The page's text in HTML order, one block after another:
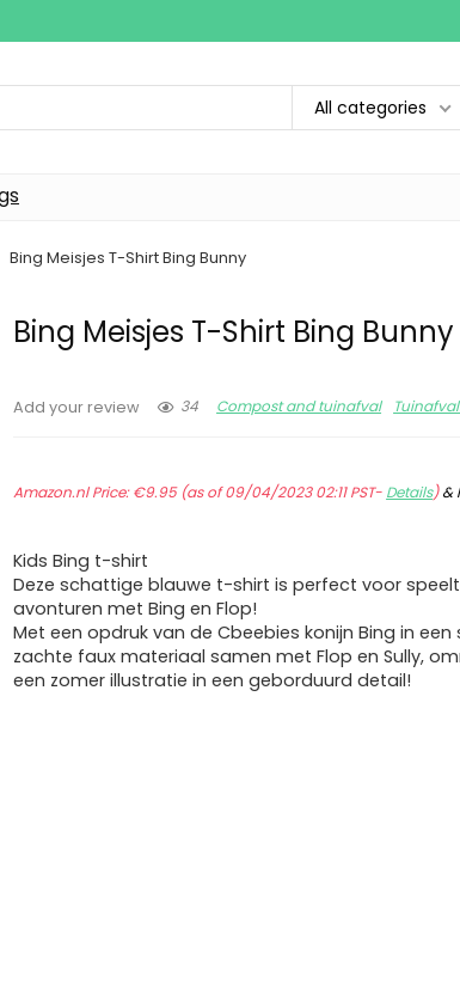
All categories
Bing Meisjes T-Shirt Bing Bunny
Bing Meisjes T-Shirt Bing Bunny
Add your review 34 Compost and tuinafval
Amazon.nl Price:€9.95(as of 09/04/2023 02:11 PST- Details)&
Kids Bing t-shirt
Deze schattige blauwe t-shirt is perfect voor
avonturen met Bing en Flop!
Met een opdruk van de Cbeebies konijn Bing in een
zachte faux materiaal samen met Flop en Sully,
een zomer illustratie in een geborduurd detail!